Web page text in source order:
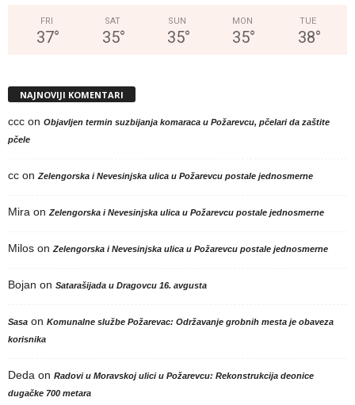
FRI
37°
SAT
35°
SUN
35°
MON
35°
TUE
38°
NAJNOVIJI KOMENTARI
ccc on Objavljen termin suzbijanja komaraca u Požarevcu, pčelari da zaštite
pčele
cc on Zelengorska i Nevesinjska ulica u Požarevcu postale jednosmerne
Mira on Zelengorska i Nevesinjska ulica u Požarevcu postale jednosmerne
Milos on Zelengorska i Nevesinjska ulica u Požarevcu postale jednosmerne
Bojan on Satarašijada u Dragovcu 16. avgusta
Sasa on Komunalne službe Požarevac: Održavanje grobnih mesta je obaveza
korisnika
Deda on Radovi u Moravskoj ulici u Požarevcu: Rekonstrukcija deonice
dugačke 700 metara